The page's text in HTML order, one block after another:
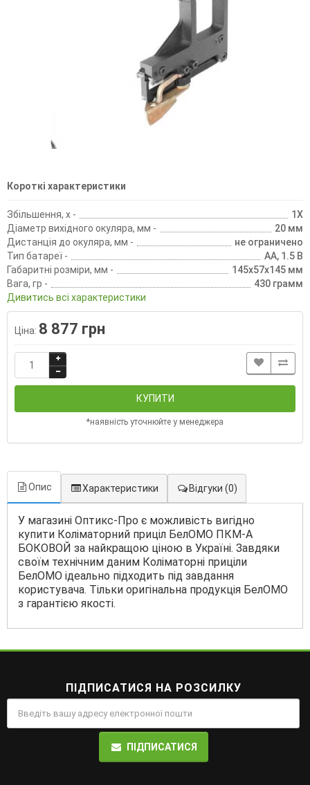
Короткі характеристики
Збільшення, х -
1X
Діаметр вихідного окуляра, мм -
20 мм
Дистанція до окуляра, мм -
не ограничено
Тип батареї -
AA, 1.5 В
Габаритні розміри, мм -
145х57х145 мм
Вага, гр -
430 грамм
Дивитись всі характеристики
Ціна: 8 877 грн
КУПИТИ
*наявність уточнюйте у менеджера
Опис Характеристики Відгуки (0)
У магазині Оптикс-Про є можливість вигідно
купити Коліматорний приціл БелОМО ПКМ-А
БОКОВОЙ за найкращою ціною в Україні. Завдяки
своїм технічним даним Коліматорні приціли
БелОМО ідеально підходить під завдання
користувача. Тільки оригінальна продукція БелОМО
з гарантією якості.
ПІДПИСАТИСЯ НА РОЗСИЛКУ
ПІДПИСАТИСЯ